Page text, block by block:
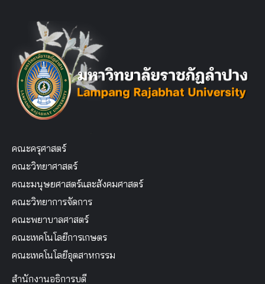
คณะครุศาสตร์
คณะวิทยาศาสตร์
คณะมนุษยศาสตร์และสังคมศาสตร์
คณะวิทยาการจัดการ
คณะพยาบาลศาสตร์
คณะเทคโนโลยีการเกษตร
คณะเทคโนโลยีอุตสาหกรรม
สำนักงานอธิการบดี